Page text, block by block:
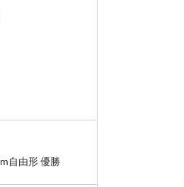
自由形 優勝